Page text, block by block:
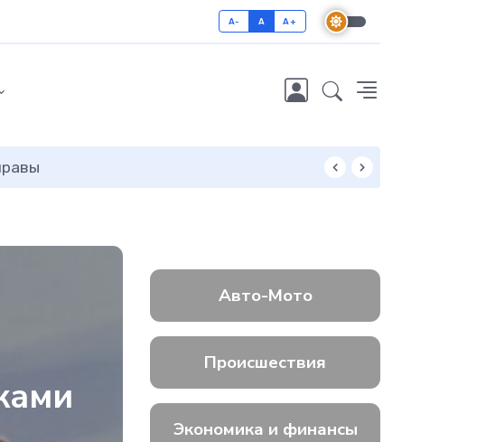
A- A A+
Авто-Мото
Происшествия
Экономика и финансы